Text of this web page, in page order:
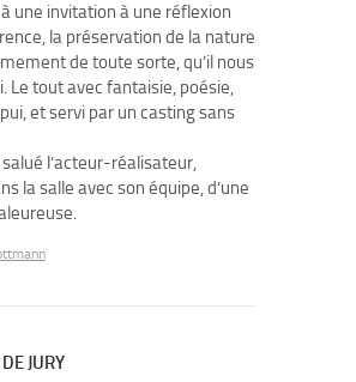
à une invitation à une réflexion
la préservation de la nature
de toute sorte, qu’il nous
Le tout avec fantaisie, poésie,
et servi par un casting sans
salué l’acteur-réalisateur,
la salle avec son équipe, d’une
JURY